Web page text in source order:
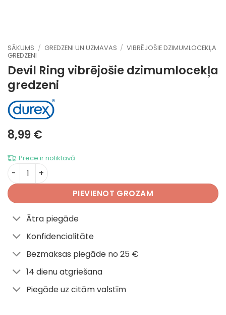
SĀKUMS / GREDZENI UN UZMAVAS / VIBRĒJOŠIE DZIMUMLOCEKĻA
GREDZENI
Devil Ring vibrējošie dzimumlocekļa
gredzeni
8,99€
Prece ir noliktavā
Devil Ring daudzums
PIEVIENOT GROZAM
Ātra piegāde
Konfidencialitāte
Bezmaksas piegāde no 25 €
14 dienu atgriešana
Piegāde uz citām valstīm